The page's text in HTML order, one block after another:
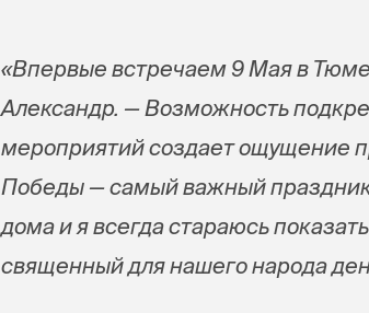
«Впервые встречаем 9 Мая в
Александр. — Возможность
мероприятий создает ощущение
Победы — самый важный
дома и я всегда стараюсь
священный для нашего народа